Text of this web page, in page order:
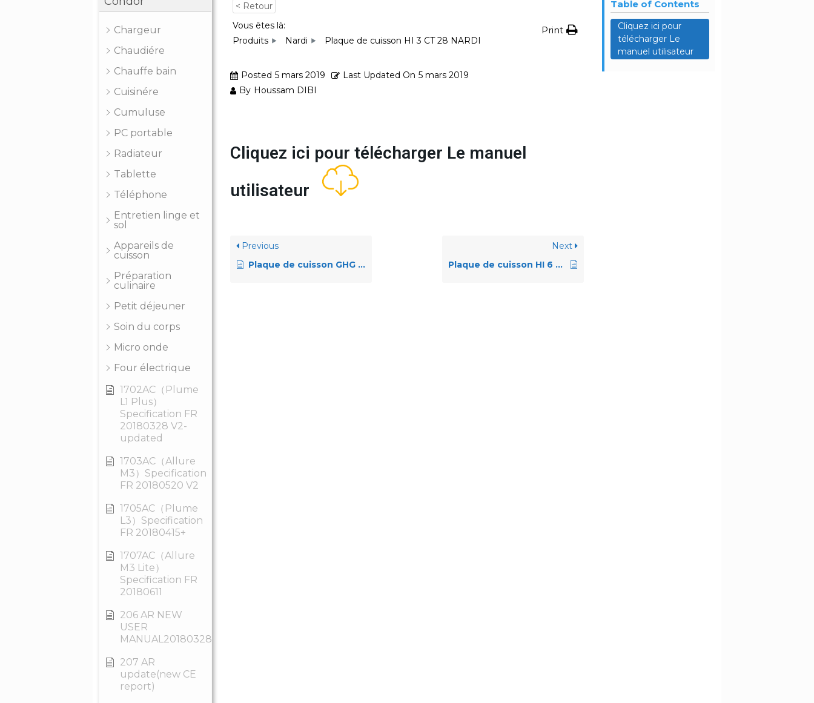
Chargeur
Chaudiére
Chauffe bain
Cuisinére
Cumuluse
PC portable
Radiateur
Tablette
Téléphone
Entretien linge et
sol
Appareils de
cuisson
Préparation
culinaire
Petit déjeuner
Soin du corps
Micro onde
Four électrique
1702AC（Plume
L1 Plus）
Specification FR
20180328 V2-
updated
1703AC（Allure
M3）Specification
FR 20180520 V2
1705AC（Plume
L3）Specification
FR 20180415+
1707AC（Allure
M3 Lite）
Specification FR
20180611
206 AR NEW
USER
MANUAL20180328
207 AR
update(new CE
report)
< Retour
Vous êtes là:
Produits
Nardi Plaque de cuisson HI 3 CT 28 NARDI
Print
Posted 5 mars 2019 Last Updated On 5 mars 2019
By Houssam DIBI
Cliquez ici pour télécharger Le manuel
utilisateur
Previous
Plaque de cuisson GHG 40 AV X NARDI
Next
Plaque de cuisson HI 6 CT 48 NARDI
Table of Contents
Cliquez ici pour
télécharger Le
manuel utilisateur